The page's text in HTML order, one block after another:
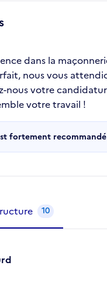
dans la
nous vous
nous votre
votre travail !
fortement
10